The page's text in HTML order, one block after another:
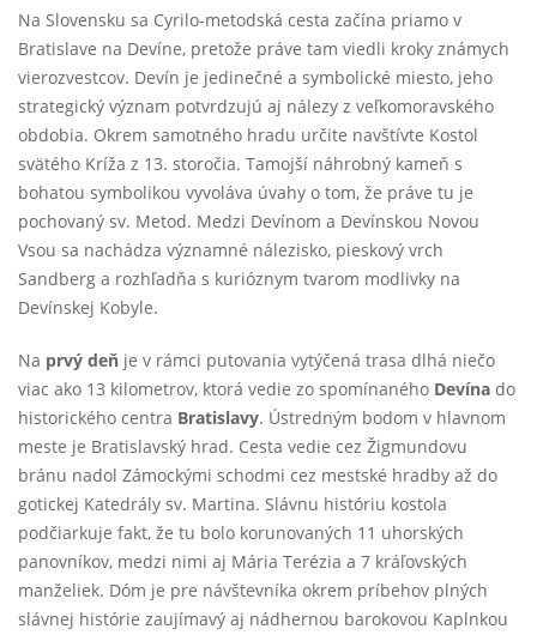
Na Slovensku sa Cyrilo-metodská cesta začína priamo v
Bratislave na Devíne, pretože práve tam viedli kroky známych
vierozvestcov. Devín je jedinečné a symbolické miesto, jeho
strategický význam potvrdzujú aj nálezy z veľkomoravského
obdobia. Okrem samotného hradu určite navštívte Kostol
svätého Kríža z 13. storočia. Tamojší náhrobný kameň s
bohatou symbolikou vyvoláva úvahy o tom, že práve tu je
pochovaný sv. Metod. Medzi Devínom a Devínskou Novou
Vsou sa nachádza významné nálezisko, pieskový vrch
Sandberg a rozhľadňa s kurióznym tvarom modlivky na
Devínskej Kobyle.
Na prvý deň je v rámci putovania vytýčená trasa dlhá niečo
viac ako 13 kilometrov, ktorá vedie zo spomínaného Devína do
historického centra Bratislavy. Ústredným bodom v hlavnom
meste je Bratislavský hrad. Cesta vedie cez Žigmundovu
bránu nadol Zámockými schodmi cez mestské hradby až do
gotickej Katedrály sv. Martina. Slávnu históriu kostola
podčiarkuje fakt, že tu bolo korunovaných 11 uhorských
panovníkov, medzi nimi aj Mária Terézia a 7 kráľovských
manželiek. Dóm je pre návštevníka okrem príbehov plných
slávnej histórie zaujímavý aj nádhernou barokovou Kaplnkou